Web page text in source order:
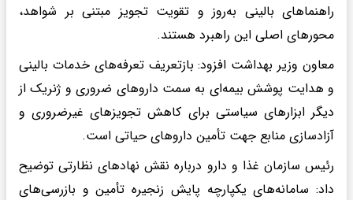
راهنماهای بالینی به‌روز و تقویت تجویز مبتنی بر شواهد،
محورهای اصلی این راهبرد هستند.
معاون وزیر بهداشت افزود: بازتعریف تعرفه‌های خدمات بالینی
و هدایت پوشش بیمه‌ای به سمت داروهای ضروری و ژنریک از
دیگر ابزارهای سیاستی برای کاهش تجویزهای غیرضروری و
آزادسازی منابع جهت تأمین داروهای حیاتی است.
رئیس سازمان غذا و دارو درباره نقش نهادهای نظارتی توضیح
داد: سامانه‌های یکپارچه پایش زنجیره تأمین و بازرسی‌های